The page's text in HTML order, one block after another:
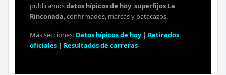
publicamosdatos hípicos de hoy,superfijos La
Rinconada, confirmados, marcas y batacazos.
Más secciones: Datos hípicos de hoy| Retirados
oficiales | Resultados de carreras